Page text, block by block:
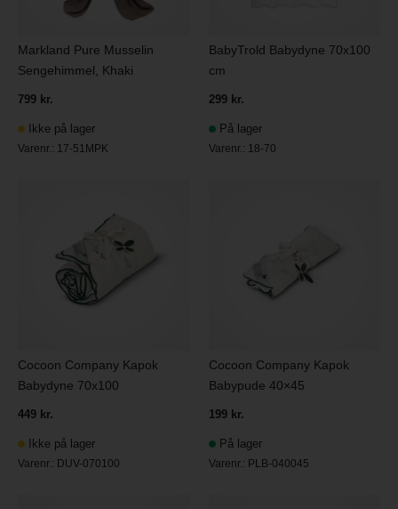
Markland Pure Musselin
Sengehimmel, Khaki
799 kr.
Ikke på lager
Varenr.: 17-51MPK
BabyTrold Babydyne 70x100
cm
299 kr.
På lager
Varenr.: 18-70
Cocoon Company Kapok
Babydyne 70x100
449 kr.
Ikke på lager
Varenr.: DUV-070100
Cocoon Company Kapok
Babypude 40×45
199 kr.
På lager
Varenr.: PLB-040045